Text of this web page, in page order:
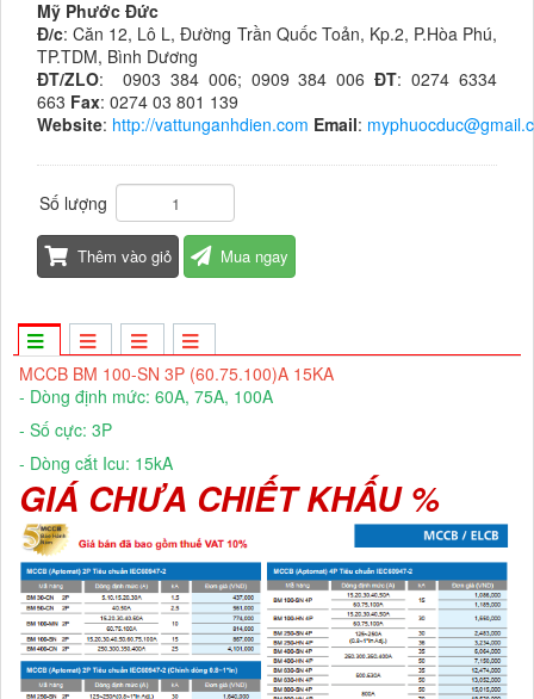
Mỹ Phước Đức
Đ/c: Căn 12, Lô L, Đường Trần Quốc Toản, Kp.2, P.Hòa Phú,
TP.TDM, Bình Dương
ĐT/ZLO: 0903 384 006; 0909 384 006ĐT: 0274 6334
663 Fax: 0274 03 801 139
Website: http://vattunganhdien.com Email:
Số lượng
Thêm vào giỏ Mua ngay
MCCB BM 100-SN 3P (60.75.100)A 15KA
- Dòng định mức: 60A, 75A, 100A
- Số cực: 3P
- Dòng cắt Icu: 15kA
GIÁ CHƯA CHIẾT KHẤU %